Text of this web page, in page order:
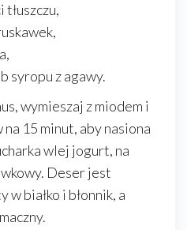
syropu z agawy.
wymieszaj z miodem i
15 minut, aby nasiona
wlej jogurt, na
Deser jest
białko i błonnik, a